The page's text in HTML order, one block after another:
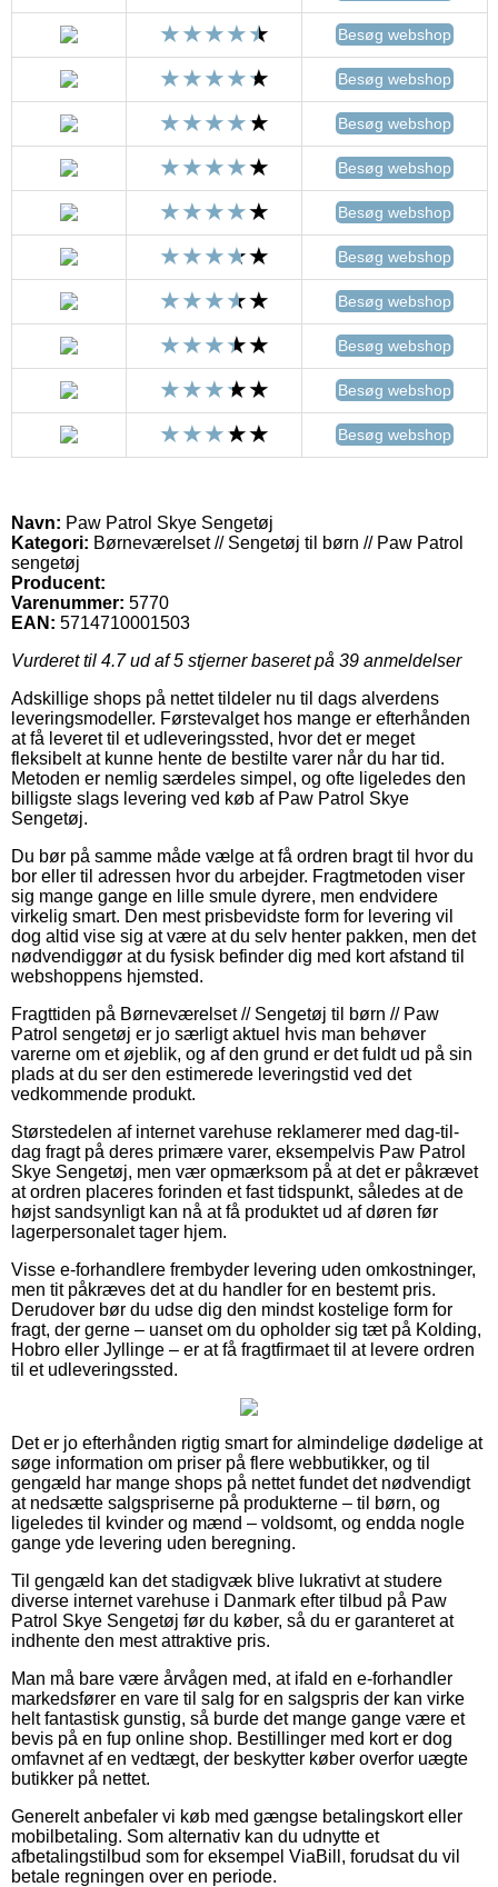
Besøg webshop
Besøg webshop
Besøg webshop
Besøg webshop
Besøg webshop
Besøg webshop
Besøg webshop
Besøg webshop
Besøg webshop
Besøg webshop
Navn: Paw Patrol Skye Sengetøj
Kategori: Børneværelset // Sengetøj til børn // Paw Patrol
sengetøj
Producent:
Varenummer: 5770
EAN: 5714710001503
Vurderet til 4.7ud af 5 stjerner baseret på 39 anmeldelser
Adskillige shops på nettet tildeler nu til dags alverdens
leveringsmodeller. Førstevalget hos mange er efterhånden
at få leveret til et udleveringssted, hvor det er meget
fleksibelt at kunne hente de bestilte varer når du har tid.
Metoden er nemlig særdeles simpel, og ofte ligeledes den
billigste slags levering ved køb af Paw Patrol Skye
Sengetøj.
Du bør på samme måde vælge at få ordren bragt til hvor du
bor eller til adressen hvor du arbejder. Fragtmetoden viser
sig mange gange en lille smule dyrere, men endvidere
virkelig smart. Den mest prisbevidste form for levering vil
dog altid vise sig at være at du selv henter pakken, men det
nødvendiggør at du fysisk befinder dig med kort afstand til
webshoppens hjemsted.
Fragttiden på Børneværelset // Sengetøj til børn // Paw
Patrol sengetøj er jo særligt aktuel hvis man behøver
varerne om et øjeblik, og af den grund er det fuldt ud på sin
plads at du ser den estimerede leveringstid ved det
vedkommende produkt.
Størstedelen af internet varehuse reklamerer med dag-til-
dag fragt på deres primære varer, eksempelvis Paw Patrol
Skye Sengetøj, men vær opmærksom på at det er påkrævet
at ordren placeres forinden et fast tidspunkt, således at de
højst sandsynligt kan nå at få produktet ud af døren før
lagerpersonalet tager hjem.
Visse e-forhandlere frembyder levering uden omkostninger,
men tit påkræves det at du handler for en bestemt pris.
Derudover bør du udse dig den mindst kostelige form for
fragt, der gerne – uanset om du opholder sig tæt på Kolding,
Hobro eller Jyllinge – er at få fragtfirmaet til at levere ordren
til et udleveringssted.
Det er jo efterhånden rigtig smart for almindelige dødelige at
søge information om priser på flere webbutikker, og til
gengæld har mange shops på nettet fundet det nødvendigt
at nedsætte salgspriserne på produkterne – til børn, og
ligeledes til kvinder og mænd – voldsomt, og endda nogle
gange yde levering uden beregning.
Til gengæld kan det stadigvæk blive lukrativt at studere
diverse internet varehuse i Danmark efter tilbud på Paw
Patrol Skye Sengetøj før du køber, så du er garanteret at
indhente den mest attraktive pris.
Man må bare være årvågen med, at ifald en e-forhandler
markedsfører en vare til salg for en salgspris der kan virke
helt fantastisk gunstig, så burde det mange gange være et
bevis på en fup online shop. Bestillinger med kort er dog
omfavnet af en vedtægt, der beskytter køber overfor uægte
butikker på nettet.
Generelt anbefaler vi køb med gængse betalingskort eller
mobilbetaling. Som alternativ kan du udnytte et
afbetalingstilbud som for eksempel ViaBill, forudsat du vil
betale regningen over en periode.